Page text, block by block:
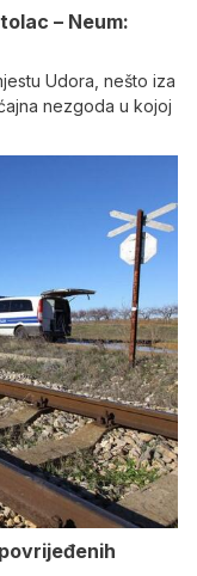
– Neum:
Udora, nešto iza
nezgoda u kojoj